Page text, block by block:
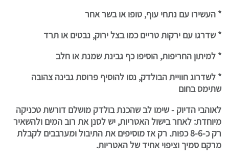
* העשירו עם נתחי עוף, טופו או בשר אחר
* שדרגו עם ירקות טריים כמו בצל ירוק, נבטים או תרד
* למיתון החריפות, הוסיפו כף גבינת שמנת או חלב
* לשדרוג חוויית הבולדק, נסו להוסיף פרוסת גבינה צהובה
שתימס בחום
לאוהבי הדיוק - שימו לב שהכנת בולדק מושלם דורשת טכניקה
מיוחדת: לאחר בישול האטריות, יש לסנן את רוב המים ולהשאיר
רק כ-8-6 כפות. רק אז מוסיפים את התיבול ומערבבים לקבלת
מרקם סמיך וציפוי אחיד של האטריות.